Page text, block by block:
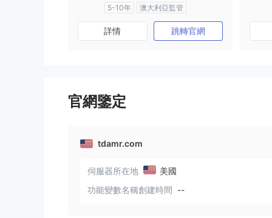
5-10年
澳大利亞監管
全牌照 (MM)
主標MT4
詳情 跳轉官網
官網鑒定
tdamr.com
伺服器所在地
美國
功能變數名稱創建時間 --